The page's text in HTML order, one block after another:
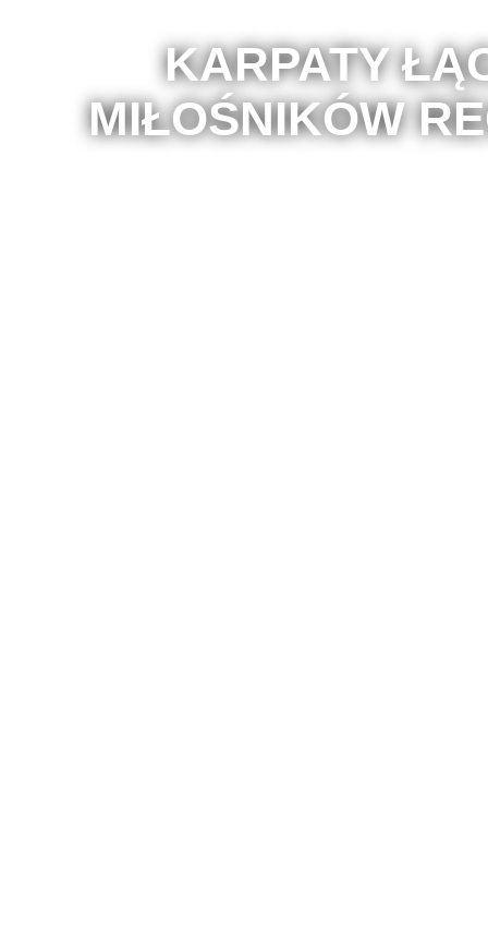
KARPATY
MIŁOŚNIKÓW